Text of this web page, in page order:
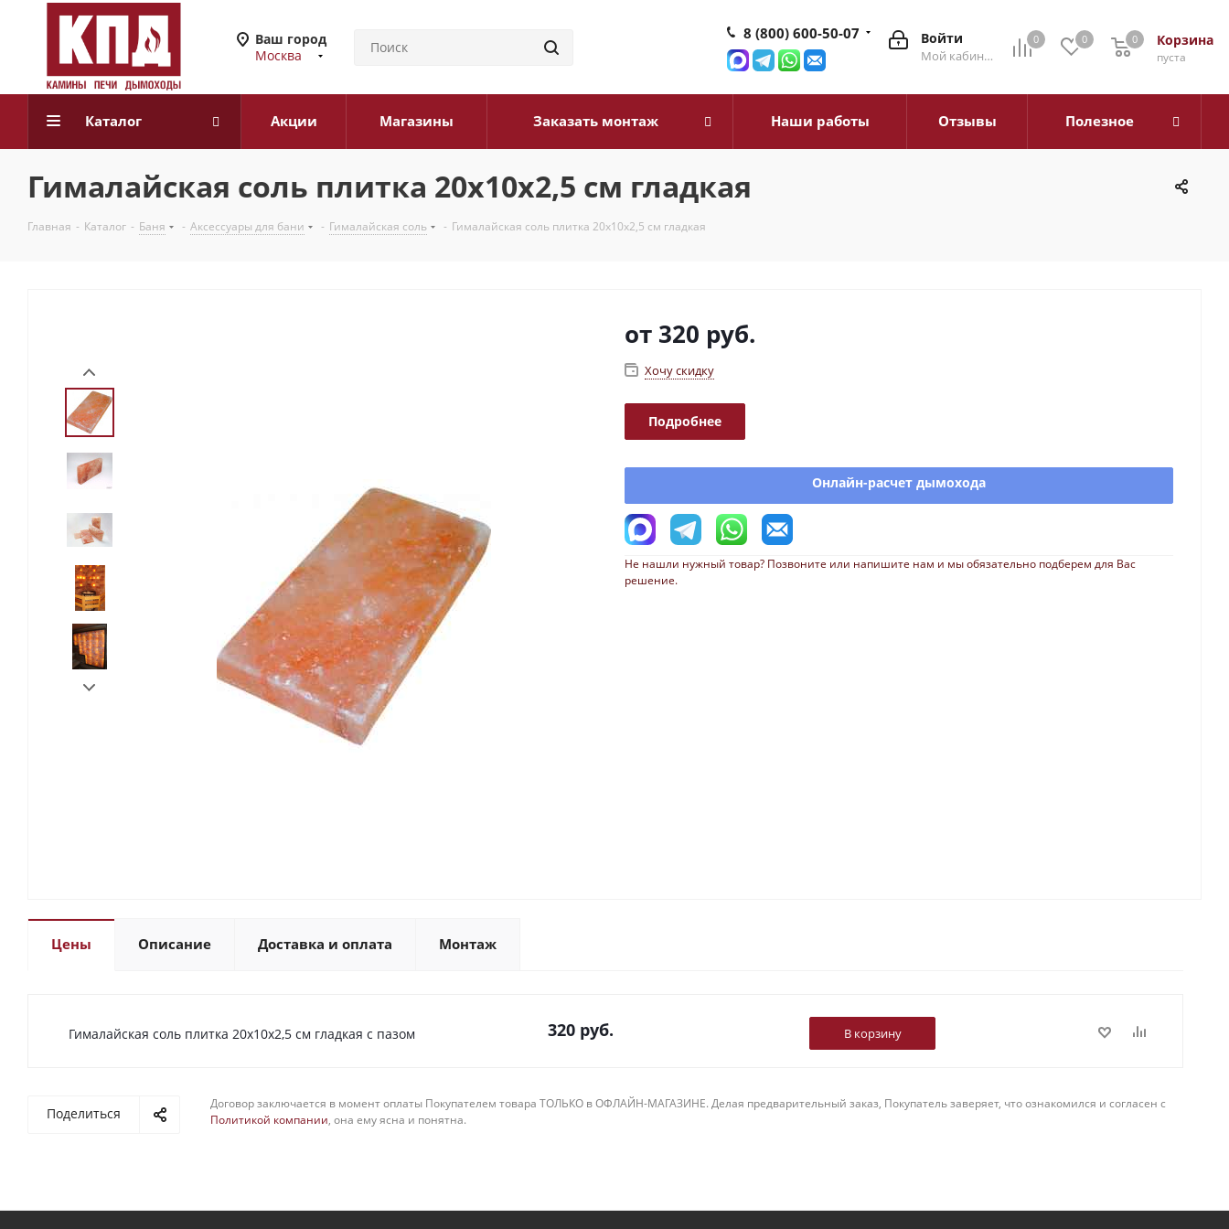
Ваш город
Москва
0 0 Корзина
0
пуста
0
Войти
Мой кабинет
8 (800) 600-50-07
Каталог Акции Магазины Заказать монтаж Наши работы Отзывы Полезное
Гималайская соль плитка 20х10х2,5 см гладкая
Главная - Каталог - Баня - Аксессуары для бани - Гималайская соль - Гималайская соль плитка 20х10х2,5 см гладкая
от 320 руб.
Хочу скидку
Подробнее
Онлайн-расчет дымохода
Не нашли нужный товар? Позвоните или напишите нам и мы обязательно подберем для Вас
решение.
Цены Описание Доставка и оплата Монтаж
Гималайская соль плитка 20х10х2,5 см гладкая с пазом 320 руб. В корзину
Поделиться
Договор заключается в момент оплаты Покупателем товара ТОЛЬКО в ОФЛАЙН-МАГАЗИНЕ. Делая предварительный заказ, Покупатель заверяет, что ознакомился и согласен с
Политикой компании, она ему ясна и понятна.